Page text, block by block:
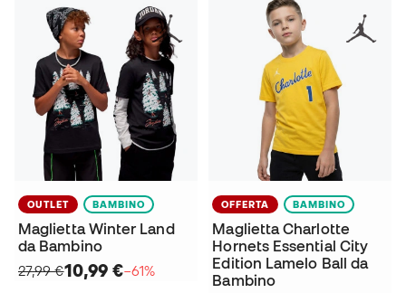
OUTLET BAMBINO
Maglietta Winter Land
da Bambino
27,99 €10,99 €−61%
OFFERTA BAMBINO
Maglietta Charlotte
Hornets Essential City
Edition Lamelo Ball da
Bambino